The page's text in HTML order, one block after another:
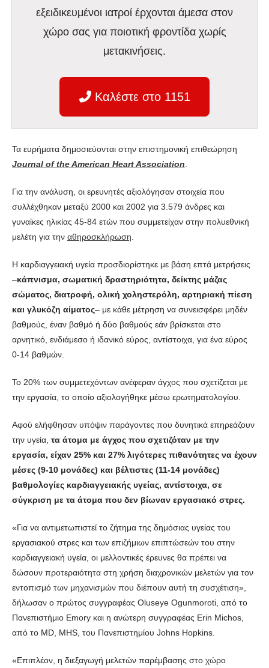
εξειδικευμένοι ιατροί έρχονται άμεσα στον
χώρο σας για ποιοτική φροντίδα χωρίς
μετακινήσεις.
Καλέστε στο 1151
Τα ευρήματα δημοσιεύονται στην επιστημονική επιθεώρηση
Journal of the American Heart Association
Για την ανάλυση, οι ερευνητές αξιολόγησαν στοιχεία που
συλλέχθηκαν μεταξύ 2000 και 2002 για 3.579 άνδρες και
γυναίκες ηλικίας 45-84 ετών που συμμετείχαν στην πολυεθνική
μελέτη για την αθηροσκλήρωση
Η καρδιαγγειακή υγεία προσδιορίστηκε με βάση επτά μετρήσεις
–κάπνισμα, σωματική δραστηριότητα, δείκτης μάζας
σώματος, διατροφή, ολική χοληστερόλη, αρτηριακή πίεση
και γλυκόζη αίματος– με κάθε μέτρηση να συνεισφέρει μηδέν
βαθμούς, έναν βαθμό ή δύο βαθμούς εάν βρίσκεται στο
αρνητικό, ενδιάμεσο ή ιδανικό εύρος, αντίστοιχα, για ένα εύρος
0-14 βαθμών.
Το 20% των συμμετεχόντων ανέφεραν άγχος που σχετίζεται με
την εργασία, το οποίο αξιολογήθηκε μέσω ερωτηματολογίου.
Αφού ελήφθησαν υπόψιν παράγοντες που δυνητικά επηρεάζουν
την υγεία, τα άτομα με άγχος που σχετιζόταν με την
εργασία, είχαν 25% και 27% λιγότερες πιθανότητες να έχουν
μέσες (9-10 μονάδες) και βέλτιστες (11-14 μονάδες)
βαθμολογίες καρδιαγγειακής υγείας, αντίστοιχα, σε
σύγκριση με τα άτομα που δεν βίωναν εργασιακό στρες.
«Για να αντιμετωπιστεί το ζήτημα της δημόσιας υγείας του
εργασιακού στρες και των επιζήμιων επιπτώσεών του στην
καρδιαγγειακή υγεία, οι μελλοντικές έρευνες θα πρέπει να
δώσουν προτεραιότητα στη χρήση διαχρονικών μελετών για τον
εντοπισμό των μηχανισμών που διέπουν αυτή τη συσχέτιση»,
δήλωσαν ο πρώτος συγγραφέας Oluseye Ogunmoroti, από το
Πανεπιστήμιο Emory και η ανώτερη συγγραφέας Erin Michos,
από το MD, MHS, του Πανεπιστημίου Johns Hopkins.
«Επιπλέον, η διεξαγωγή μελετών παρέμβασης στο χώρο